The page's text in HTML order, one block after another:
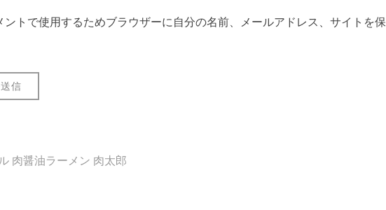
ントで使用するためブラウザーに自分の名前、メールアドレス、サイトを保
肉醤油ラーメン 肉太郎